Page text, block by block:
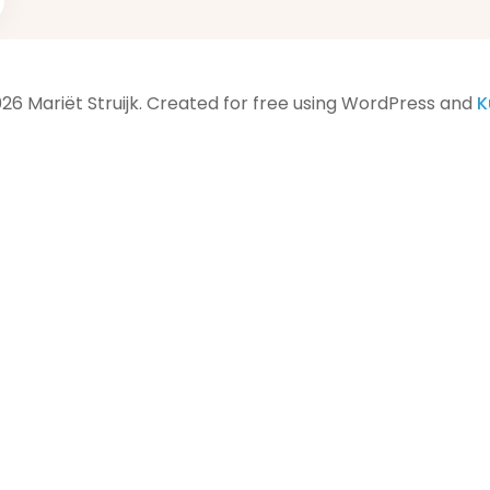
Mariët Struijk. Created for free using WordPress and